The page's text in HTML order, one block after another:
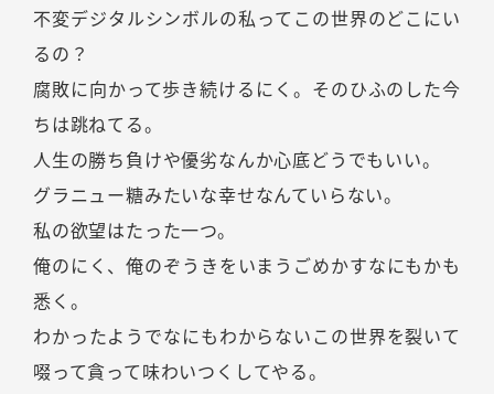
不変デジタルシンボルの私ってこの世界のどこにい
るの？
腐敗に向かって歩き続けるにく。そのひふのした今
ちは跳ねてる。
人生の勝ち負けや優劣なんか心底どうでもいい。
グラニュー糖みたいな幸せなんていらない。
私の欲望はたった一つ。
俺のにく、俺のぞうきをいまうごめかすなにもかも
悉く。
わかったようでなにもわからないこの世界を裂いて
啜って貪って味わいつくしてやる。